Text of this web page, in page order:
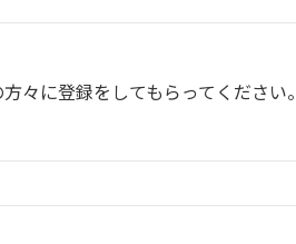
々に登録をしてもらってください。